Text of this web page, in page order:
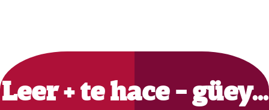
Primary
Sidebar
Leer + te hace - güey…